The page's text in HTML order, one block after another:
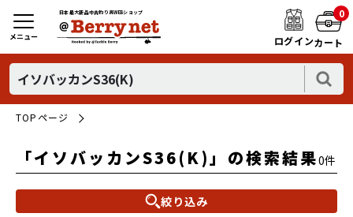
日本最大新品中古釣り具WEBショップ
ログイン
0
カート
メニュー
TOPページ
「イソバッカンS36(K)」の検索結果0件
絞り込み